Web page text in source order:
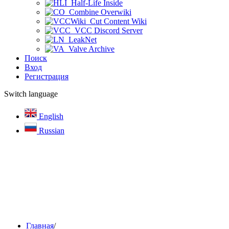
Half-Life Inside
Combine Overwiki
Cut Content Wiki
VCC Discord Server
LeakNet
Valve Archive
Поиск
Вход
Регистрация
Switch language
English
Russian
Главная/